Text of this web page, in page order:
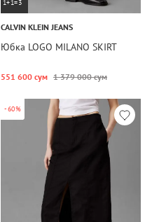
1+1=3
CALVIN KLEIN JEANS
Юбка LOGO MILANO SKIRT
551 600 сум 1 379 000 сум
-60%